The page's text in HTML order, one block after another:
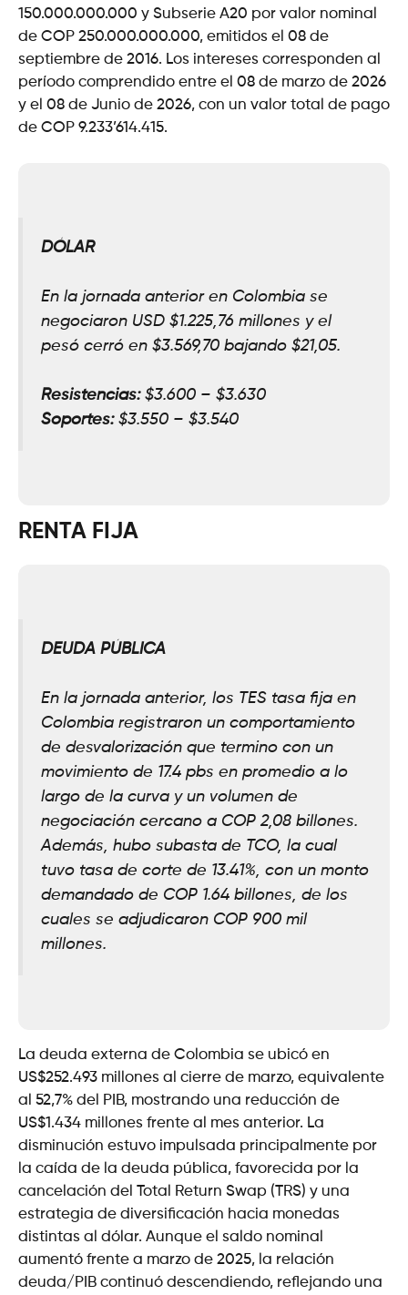
150.000.000.000 y Subserie A20 por valor nominal
de COP 250.000.000.000, emitidos el 08 de
septiembre de 2016. Los intereses corresponden al
período comprendido entre el 08 de marzo de 2026
y el 08 de Junio de 2026, con un valor total de pago
de COP 9.233’614.415.
DÓLAR
En la jornada anterior en Colombia se
negociaron USD $1.225, 76 millones y el
pesó cerró en $3.569,70 bajando $21,05.
Resistencias:$3.600 – $3.630
Soportes: $3.550 – $3.540
RENTA FIJA
DEUDA PÚBLICA
En la jornada anterior, los TES tasa fija en
Colombia registraron un comportamiento
de desvalorización que termino con un
movimiento de 17.4 pbs en promedio a lo
largo de la curva y un volumen de
negociación cercano a COP 2,08 billones.
Además, hubo subasta de TCO, la cual
tuvo tasa de corte de 13.41%, con un monto
demandado de COP 1.64 billones, de los
cuales se adjudicaron COP 900 mil
millones.
La deuda externa de Colombia se ubicó en
US$252.493 millones al cierre de marzo, equivalente
al 52,7% del PIB, mostrando una reducción de
US$1.434 millones frente al mes anterior. La
disminución estuvo impulsada principalmente por
la caída de la deuda pública, favorecida por la
cancelación del Total Return Swap (TRS) y una
estrategia de diversificación hacia monedas
distintas al dólar. Aunque el saldo nominal
aumentó frente a marzo de 2025, la relación
deuda/PIB continuó descendiendo, reflejando una